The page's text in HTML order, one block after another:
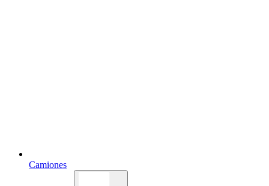
Camiones